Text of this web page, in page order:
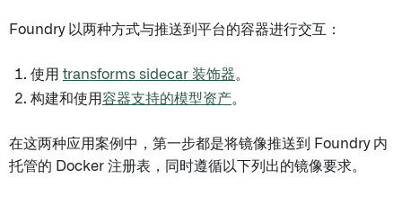
Foundry 以两种方式与推送到平台的容器进行交互：
使用 transforms sidecar 装饰器。
构建和使用容器支持的模型资产。
在这两种应用案例中，第一步都是将镜像推送到 Foundry 内
托管的 Docker 注册表，同时遵循以下列出的镜像要求。